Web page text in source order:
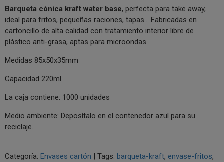
Barqueta cónica kraft water base, perfecta para take away,
ideal para fritos, pequeñas raciones, tapas... Fabricadas en
cartoncillo de alta calidad con tratamiento interior libre de
plástico anti-grasa, aptas para microondas.
Medidas 85x50x35mm
Capacidad 220ml
La caja contiene: 1000 unidades
Medio ambiente: Deposítalo en el contenedor azul para su
reciclaje.
Categoría: Envases cartón Tags: barqueta-kraft envase-fritos